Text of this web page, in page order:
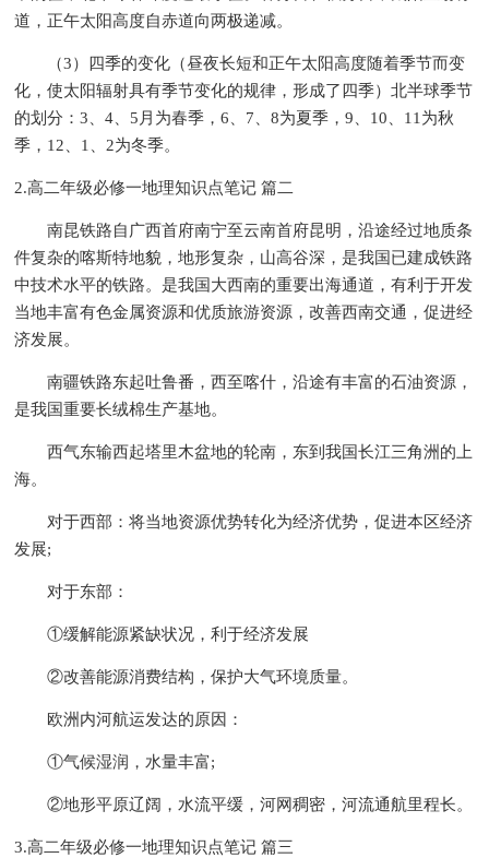
道，正午太阳高度自赤道向两极递减。
（3）四季的变化（昼夜长短和正午太阳高度随着季节而变
化，使太阳辐射具有季节变化的规律，形成了四季）北半球季节
的划分：3、4、5月为春季，6、7、8为夏季，9、10、11为秋
季，12、1、2为冬季。
2.高二年级必修一地理知识点笔记 篇二
南昆铁路自广西首府南宁至云南首府昆明，沿途经过地质条
件复杂的喀斯特地貌，地形复杂，山高谷深，是我国已建成铁路
中技术水平的铁路。是我国大西南的重要出海通道，有利于开发
当地丰富有色金属资源和优质旅游资源，改善西南交通，促进经
济发展。
南疆铁路东起吐鲁番，西至喀什，沿途有丰富的石油资源，
是我国重要长绒棉生产基地。
西气东输西起塔里木盆地的轮南，东到我国长江三角洲的上
海。
对于西部：将当地资源优势转化为经济优势，促进本区经济
发展;
对于东部：
①缓解能源紧缺状况，利于经济发展
②改善能源消费结构，保护大气环境质量。
欧洲内河航运发达的原因：
①气候湿润，水量丰富;
②地形平原辽阔，水流平缓，河网稠密，河流通航里程长。
3.高二年级必修一地理知识点笔记 篇三